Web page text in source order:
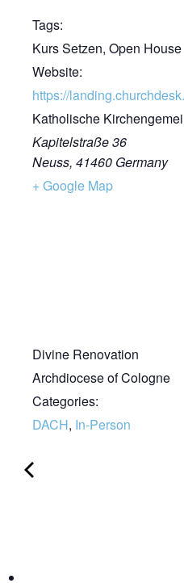
Tags:
Kurs Setzen, Open House
Website:
https://
Katholische
Kapitelstraße 36
Neuss, 41460 Germany
+ Google Map
Divine Renovation
Archdiocese of Cologne
Categories:
DACH, In-Person